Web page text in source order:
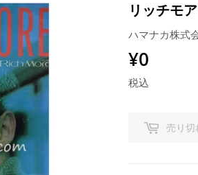
リッチモ
ハマナカ株式
¥0
税込
売り切